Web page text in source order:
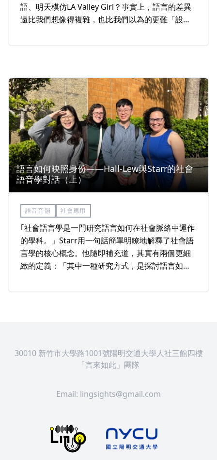
語、明天模仿LA Valley Girl？事實上，語言的差異
遠比我們想像得複雜，也比我們以為的更難「設
語言如何映照身份——Hall-Lew與Starr的社會
語音學對話（上）
語音音韻 社會應用
｢社會語言學是一門研究語言如何在社會脈絡中運作
的學科。」Starr用一句話簡單明瞭地解釋了社會語
言學的核心概念。他隨即補充道，其實有兩個更細
緻的定義：「其中一種研究方式，是探討語言如何
30010 新竹市大學路1001號陽明交通大學人社三館四樓
「言來如此」團隊
Email: lingsights@gmail.com